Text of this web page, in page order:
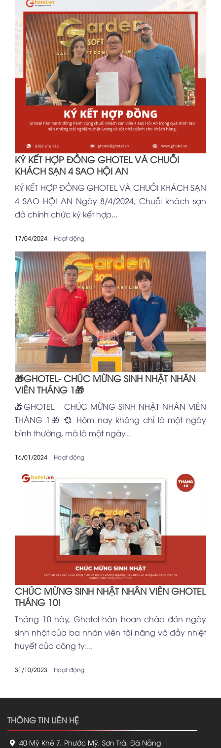
KÝ KẾT HỢP ĐỒNG GHOTEL VÀ CHUỖI
KHÁCH SẠN 4 SAO HỘI AN
KÝ KẾT HỢP ĐỒNG GHOTEL VÀ CHUỖI KHÁCH SẠN
4 SAO HỘI AN Ngày 8/4/2024, Chuỗi khách sạn
đã chính chức ký kết hợp...
17/04/2024 Hoạt động
🎁GHOTEL- CHÚC MỪNG SINH NHẬT NHÂN
VIÊN THÁNG 1🎁
🎁GHOTEL – CHÚC MỪNG SINH NHẬT NHÂN VIÊN
THÁNG 1🎁 💞 Hôm nay không chỉ là một ngày
bình thường, mà là một ngày...
16/01/2024 Hoạt động
CHÚC MỪNG SINH NHẬT NHÂN VIÊN GHOTEL
THÁNG 10!
Tháng 10 này, Ghotel hân hoan chào đón ngày
sinh nhật của ba nhân viên tài năng và đầy nhiệt
huyết của công ty:...
31/10/2023 Hoạt động
THÔNG TIN LIÊN HỆ
40 Mỹ Khê 7, Phước Mỹ, Sơn Trà, Đà Nẵng